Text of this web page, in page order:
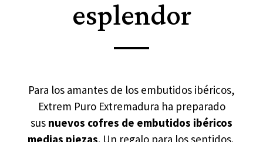
esplendor
Para los amantes de los embutidos ibéricos,
Extrem Puro Extremadura ha preparado
sus nuevos cofres de embutidos ibéricos